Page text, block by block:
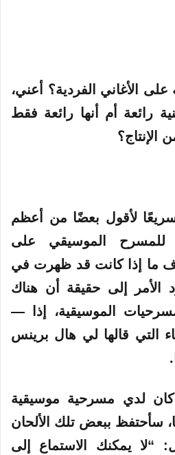
الأغاني الفردية؟ أعني،
رائعة أم أنها رائعة فقط
لأقول بعضًا من أعظم
للمسرح الموسيقي على
ما إذا كانت قد ظهرت في
إلى حقيقة أن هناك
الموسيقية، إذا —
التي قالها لي هال برينس
لدي مسرحية موسيقية
سأحتفظ ببعض تلك الألحان
“لا يمكنك الاستماع إلى